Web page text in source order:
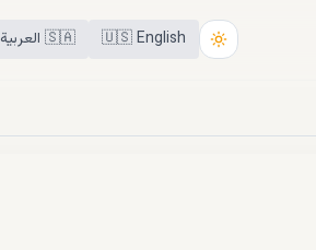
🇺🇸English
🇸🇦 العربية